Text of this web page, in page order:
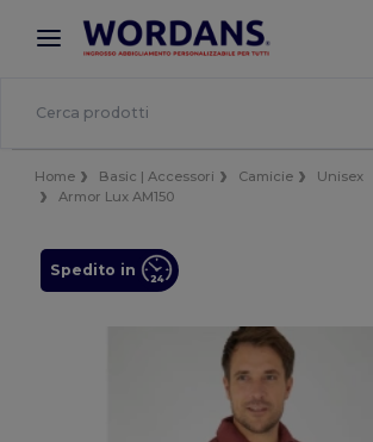
× App Wordans
Prezzi migliori sull'app!
Home Basic | Accessori Camicie
Unisex
Armor Lux AM150
Spedito in